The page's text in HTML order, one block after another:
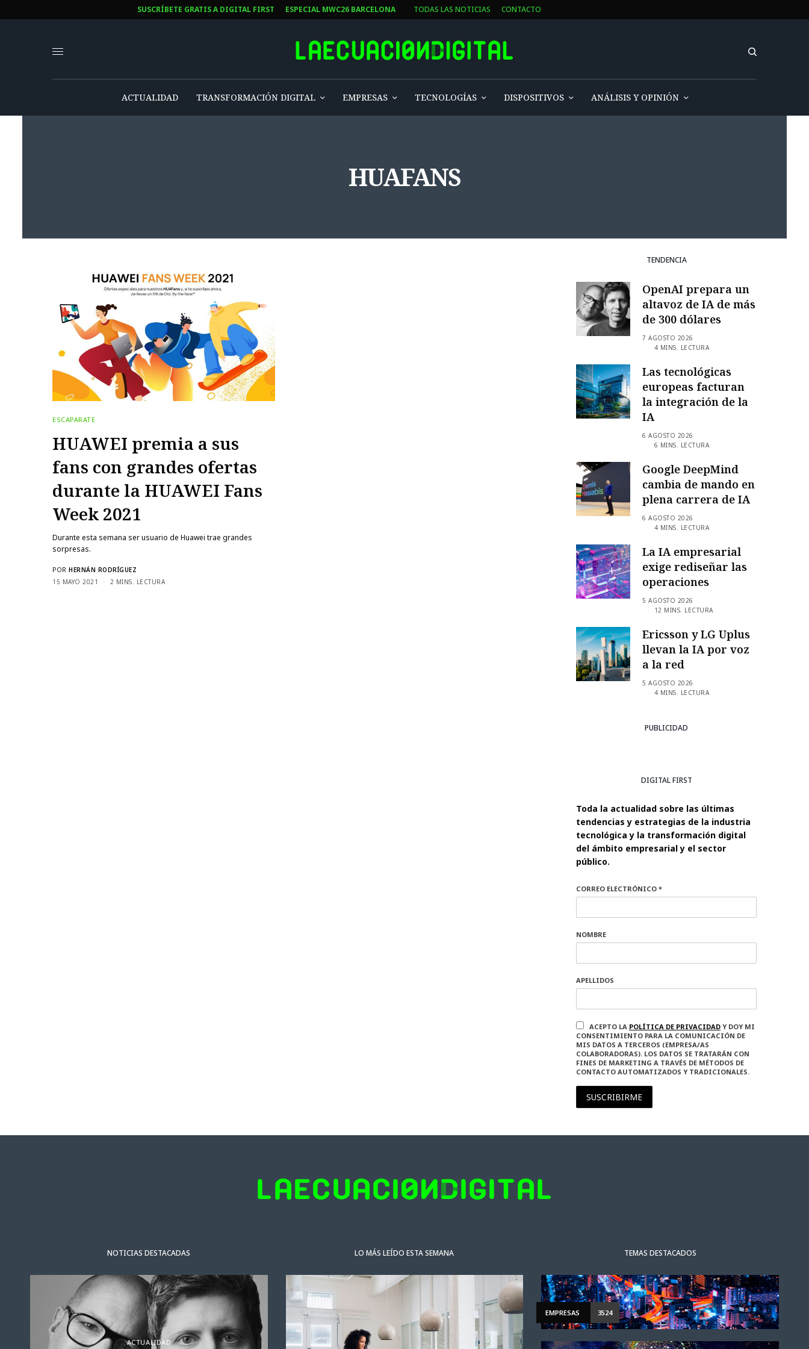
SUSCRÍBETE GRATIS A DIGITAL FIRST ESPECIAL MWC26 BARCELONA TODAS LAS NOTICIAS CONTACTO
ACTUALIDAD TRANSFORMACIÓN DIGITAL EMPRESAS TECNOLOGÍAS DISPOSITIVOS ANÁLISIS Y OPINIÓN
HUAFANS
ESCAPARATE
HUAWEI premia a sus
fans con grandes ofertas
durante la HUAWEI Fans
Week 2021
Durante esta semana ser usuario de Huawei trae grandes
sorpresas.
POR HERNÁN RODRÍGUEZ
15 MAYO 2021
2 MINS. LECTURA
TENDENCIA
OpenAI prepara un
altavoz de IA de más
de 300 dólares
7 AGOSTO 2026
4 MINS. LECTURA
Las tecnológicas
europeas facturan
la integración de la
IA
6 AGOSTO 2026
6 MINS. LECTURA
Google DeepMind
cambia de mando en
plena carrera de IA
6 AGOSTO 2026
4 MINS. LECTURA
La IA empresarial
exige rediseñar las
operaciones
5 AGOSTO 2026
12 MINS. LECTURA
Ericsson y LG Uplus
llevan la IA por voz
a la red
5 AGOSTO 2026
4 MINS. LECTURA
PUBLICIDAD
DIGITAL FIRST
Toda la actualidad sobre las últimas
tendencias y estrategias de la industria
tecnológica y la transformación digital
del ámbito empresarial y el sector
público.
CORREO ELECTRÓNICO *
NOMBRE
APELLIDOS
ACEPTO LA POLÍTICA DE PRIVACIDAD Y DOY MI
CONSENTIMIENTO PARA LA COMUNICACIÓN DE
MIS DATOS A TERCEROS (EMPRESA/AS
COLABORADORAS). LOS DATOS SE TRATARÁN CON
FINES DE MARKETING A TRAVÉS DE MÉTODOS DE
CONTACTO AUTOMATIZADOS Y TRADICIONALES.
SUSCRIBIRME
NOTICIAS DESTACADAS
ACTUALIDAD NOTICIAS DESTACADAS ACTUALIDAD
LO MÁS LEÍDO ESTA SEMANA TEMAS DESTACADOS
EMPRESAS 3524